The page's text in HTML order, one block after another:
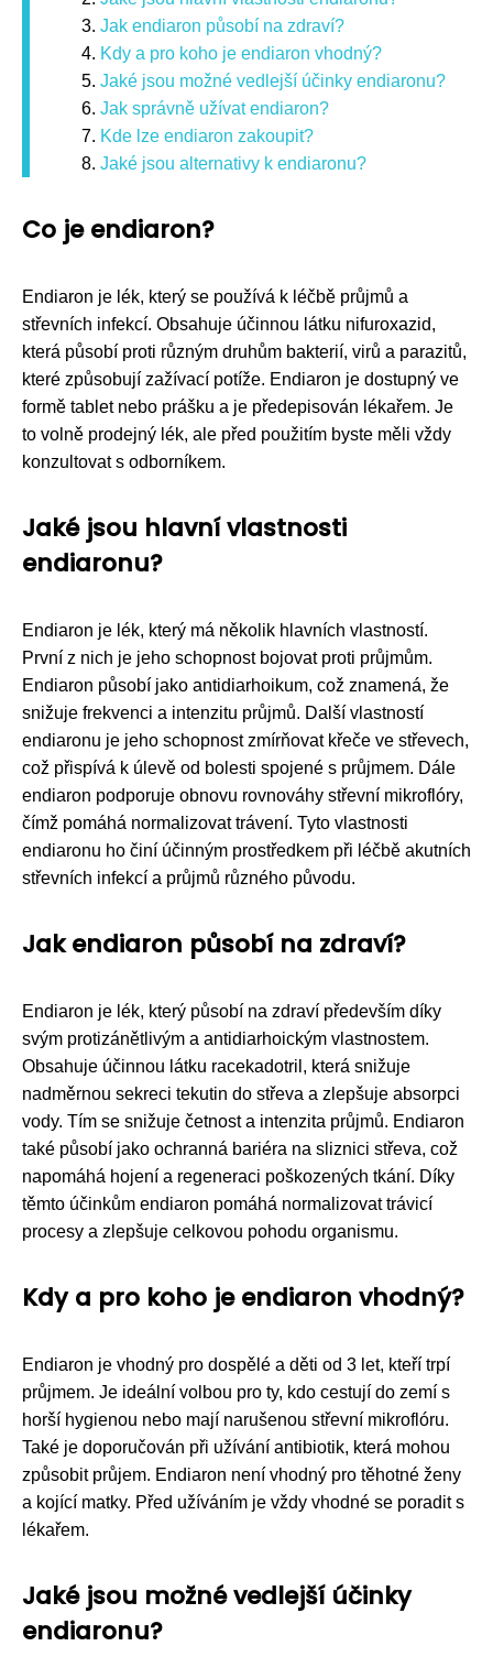
Jak endiaron působí na zdraví?
Kdy a pro koho je endiaron vhodný?
Jaké jsou možné vedlejší účinky endiaronu?
Jak správně užívat endiaron?
Kde lze endiaron zakoupit?
Jaké jsou alternativy k endiaronu?
Co je endiaron?
Endiaron je lék, který se používá k léčbě průjmů a
střevních infekcí. Obsahuje účinnou látku nifuroxazid,
která působí proti různým druhům bakterií, virů a parazitů,
které způsobují zažívací potíže. Endiaron je dostupný ve
formě tablet nebo prášku a je předepisován lékařem. Je
to volně prodejný lék, ale před použitím byste měli vždy
konzultovat s odborníkem.
Jaké jsou hlavní vlastnosti
endiaronu?
Endiaron je lék, který má několik hlavních vlastností.
První z nich je jeho schopnost bojovat proti průjmům.
Endiaron působí jako antidiarhoikum, což znamená, že
snižuje frekvenci a intenzitu průjmů. Další vlastností
endiaronu je jeho schopnost zmírňovat křeče ve střevech,
což přispívá k úlevě od bolesti spojené s průjmem. Dále
endiaron podporuje obnovu rovnováhy střevní mikroflóry,
čímž pomáhá normalizovat trávení. Tyto vlastnosti
endiaronu ho činí účinným prostředkem při léčbě akutních
střevních infekcí a průjmů různého původu.
Jak endiaron působí na zdraví?
Endiaron je lék, který působí na zdraví především díky
svým protizánětlivým a antidiarhoickým vlastnostem.
Obsahuje účinnou látku racekadotril, která snižuje
nadměrnou sekreci tekutin do střeva a zlepšuje absorpci
vody. Tím se snižuje četnost a intenzita průjmů. Endiaron
také působí jako ochranná bariéra na sliznici střeva, což
napomáhá hojení a regeneraci poškozených tkání. Díky
těmto účinkům endiaron pomáhá normalizovat trávicí
procesy a zlepšuje celkovou pohodu organismu.
Kdy a pro koho je endiaron vhodný?
Endiaron je vhodný pro dospělé a děti od 3 let, kteří trpí
průjmem. Je ideální volbou pro ty, kdo cestují do zemí s
horší hygienou nebo mají narušenou střevní mikroflóru.
Také je doporučován při užívání antibiotik, která mohou
způsobit průjem. Endiaron není vhodný pro těhotné ženy
a kojící matky. Před užíváním je vždy vhodné se poradit s
lékařem.
Jaké jsou možné vedlejší účinky
endiaronu?